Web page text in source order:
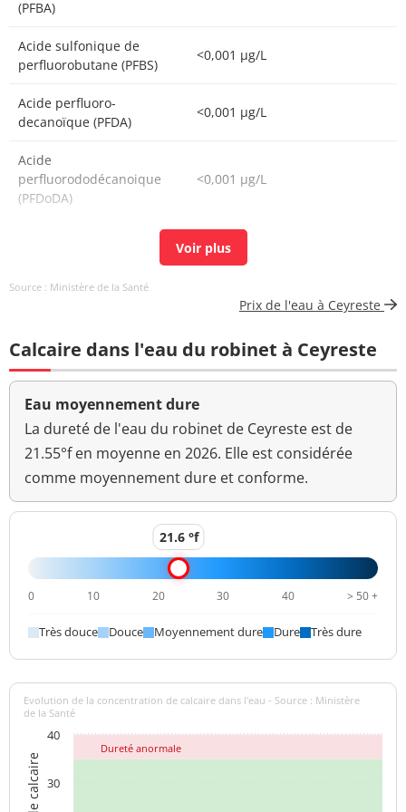
(PFBA)
Acide sulfonique de
perfluorobutane (PFBS)
<0,001 µg/L
Acide perfluoro-
decanoïque (PFDA)
<0,001 µg/L
Acide
perfluorododécanoique
(PFDoDA)
<0,001 µg/L
Acide perfluorododécane
<0,001 µg/L
Acide perfluorodecane
<0,001 µg/L
Acide
perfluoroheptanoïque
<0,001 µg/L
Acide perfluoroheptane
sulfonique (PFHpS)
<0,002 µg/L
Acide
perfluorohexanoïque
<0,002 µg/L
Perfluorohexane sulfonate
(PFHXS)
nonanoïque (PFNA)
<0,001 µg/L
sulfonique (PFNS)
<0,002 µg/L
Acide perfluoro-
octanoïque (PFOA)
Acide sulfonique de
perfluorooctane (PFOS)
Source : Ministère de la Santé
Prix de l'eau à Ceyreste
Calcaire dans l'eau du robinet à Ceyreste
Eau moyennement dure
La dureté de l'eau du robinet de Ceyreste est de
21.55°f en moyenne en 2026. Elle est considérée
comme moyennement dure et conforme.
21.6 °f
0 10 20 30 40 > 50 +
Très douce Douce Moyennement dure Dure Très dure
Dureté anormale
Evolution de la concentration de calcaire dans l'eau - Source : Ministère
de la Santé
30
40